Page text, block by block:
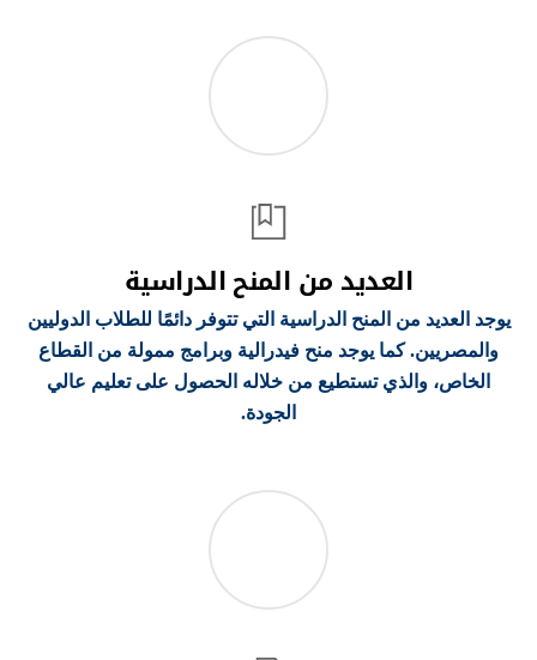
العديد من المنح الدراسية
يوجد العديد من المنح الدراسية التي تتوفر دائمًا للطلاب الدوليين
والمصريين. كما يوجد منح فيدرالية وبرامج ممولة من القطاع
الخاص، والذي تستطيع من خلاله الحصول على تعليم عالي
الجودة.